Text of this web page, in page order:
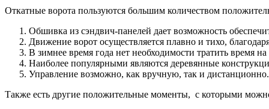
Откатные ворота пользуются большим количеством
Обшивка из сэндвич-панелей дает возможность
Движение ворот осуществляется плавно и тихо,
В зимнее время года нет необходимости тратить время
Наиболее популярными являются деревянные
Управление возможно, как вручную, так и дистанционно.
Также есть другие положительные моменты, с которыми